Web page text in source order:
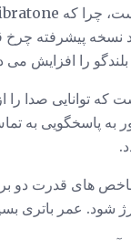
را افزایش
به پاسخگویی به
های قدرت دو
بسیار خوب است، تا